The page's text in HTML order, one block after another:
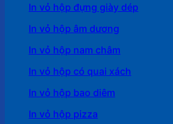
In vỏ hộp đựng giày dép
In vỏ hộp âm dương
In vỏ hộp nam châm
In vỏ hộp có quai xách
In vỏ hộp bao diêm
In vỏ hộp pizza